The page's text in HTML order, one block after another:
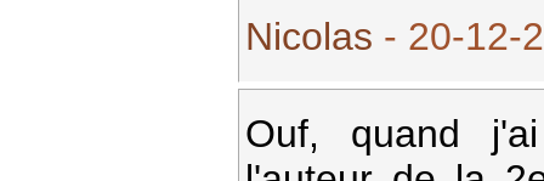
Nicolas - 20-12-
Ouf, quand